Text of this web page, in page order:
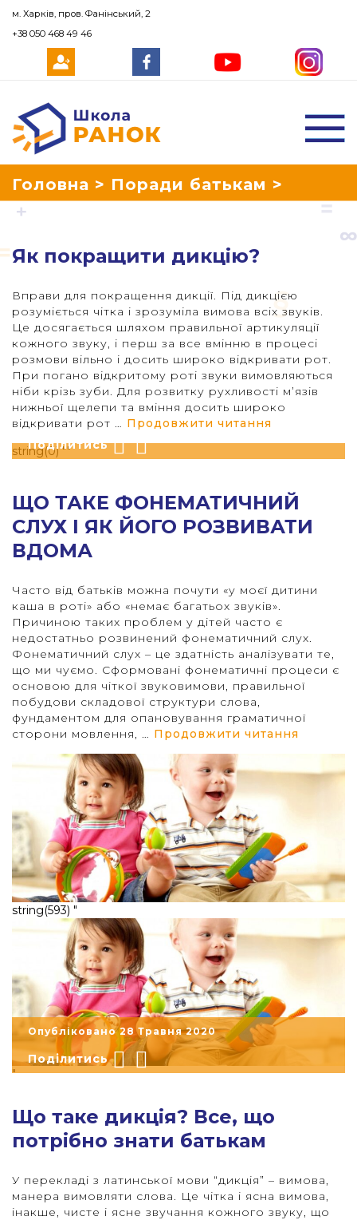
Школа Ранок
Головна > Поради батькам >
Як покращити дикцію?
Вправи для покращення дикції. Під дикцією
розуміється чітка і зрозуміла вимова всіх звуків.
Це досягається шляхом правильної артикуляції
кожного звуку, і перш за все вмінню в процесі
розмови вільно і досить широко відкривати рот.
При погано відкритому роті звуки вимовляються
ніби крізь зуби. Для розвитку рухливості м’язів
нижньої щелепи та вміння досить широко
відкривати рот … Продовжити читання
string(0) ""
Опубліковано 29 Травня 2020
Поділитись
ЩО ТАКЕ ФОНЕМАТИЧНИЙ
СЛУХ І ЯК ЙОГО РОЗВИВАТИ
ВДОМА
Часто від батьків можна почути «у моєї дитини
каша в роті» або «немає багатьох звуків».
Причиною таких проблем у дітей часто є
недостатньо розвинений фонематичний слух.
Фонематичний слух – це здатність аналізувати те,
що ми чуємо. Сформовані фонематичні процеси є
основою для чіткої звуковимови, правильної
побудови складової структури слова,
фундаментом для опановування граматичної
сторони мовлення, … Продовжити читання
string(593) "
"
Опубліковано 28 Травня 2020
Поділитись
Що таке дикція? Все, що
потрібно знати батькам
У перекладі з латинської мови “дикція” – вимова,
манера вимовляти слова. Це чітка і ясна вимова,
інакше, чисте і ясне звучання кожного звуку, що
м. Харків, пров. Фанінський, 2
+38 050 468 49 46